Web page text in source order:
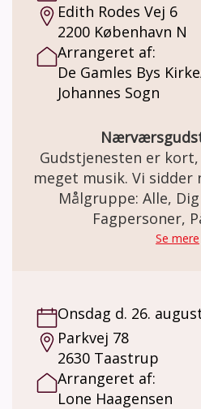
Edith Rodes Vej 6
2200 København N
Arrangeret af:
De Gamles Bys
Johannes Sogn
Gudstjenesten er
meget musik. Vi sidder
flyglet, hvor der er
fællessang at synge
er demensvenlig og
Målgruppe: Alle,
Fagpersoner,
Se mere
Onsdag d. 26.
Parkvej 78
2630 Taastrup
Arrangeret af:
Lone Haagensen